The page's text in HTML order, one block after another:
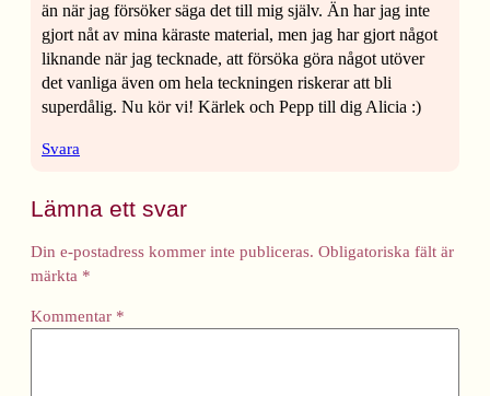
än när jag försöker säga det till mig själv. Än har jag inte
gjort nåt av mina käraste material, men jag har gjort något
liknande när jag tecknade, att försöka göra något utöver
det vanliga även om hela teckningen riskerar att bli
superdålig. Nu kör vi! Kärlek och Pepp till dig Alicia :)
Svara
Lämna ett svar
Din e-postadress kommer inte publiceras. Obligatoriska fält är
märkta *
Kommentar *